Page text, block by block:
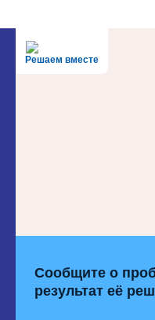
Решаем вместе
Сообщите о
результат её